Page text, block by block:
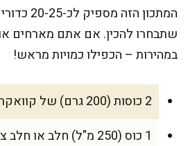
המתכון
שתבחרו להכין. אם אתם מארחים
במהירות – הכפילו כמויות מראש!
2 כוסות (200 גרם) של קוואקר דק
1 כוס (250 מ"ל) חלב או חלב צמחי